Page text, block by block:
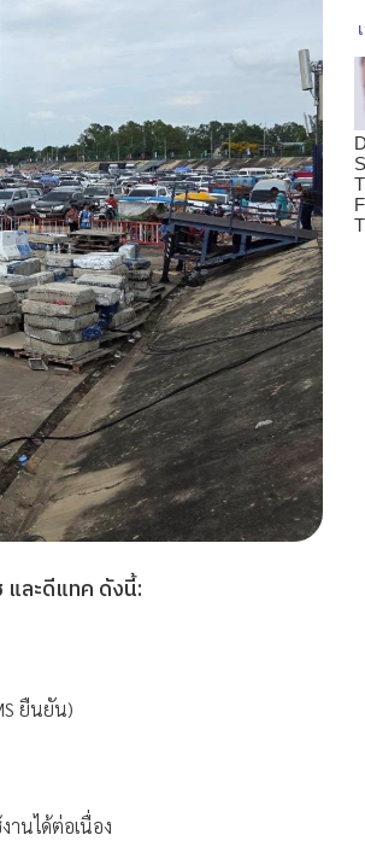
และดีแทค ดังนี้:
ยืนยัน)
านได้ต่อเนื่อง